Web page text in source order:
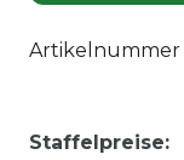
Artikelnummer
Staffelpreise: